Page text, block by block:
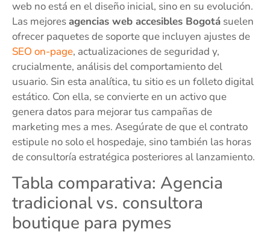
web no está en el diseño inicial, sino en su evolución.
Las mejoresagencias web accesibles Bogotá suelen
ofrecer paquetes de soporte que incluyen ajustes de
SEO on-page, actualizaciones de seguridad y,
crucialmente, análisis del comportamiento del
usuario. Sin esta analítica, tu sitio es un folleto digital
estático. Con ella, se convierte en un activo que
genera datos para mejorar tus campañas de
marketing mes a mes. Asegúrate de que el contrato
estipule no solo el hospedaje, sino también las horas
de consultoría estratégica posteriores al lanzamiento.
Tabla comparativa: Agencia
tradicional vs. consultora
boutique para pymes